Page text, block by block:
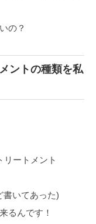
の？
ントの種類を私
リートメント
書いてあった)
るんです！